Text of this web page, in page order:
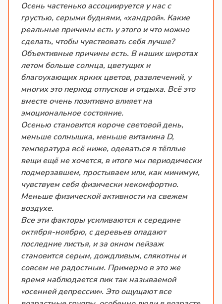
Осень частенько ассоциируется у нас с
грустью, серыми буднями, «хандрой». Какие
реальные причины есть у этого и что можно
сделать, чтобы чувствовать себя лучше?
Объективные причины есть. В наших широтах
летом больше солнца, цветущих и
благоухающих ярких цветов, развлечений, у
многих это период отпусков и отдыха. Всё это
вместе очень позитивно влияет на
эмоциональное состояние.
Осенью становится короче световой день,
меньше солнышка, меньше витамина D,
температура всё ниже, одеваться в тёплые
вещи ещё не хочется, в итоге мы периодически
подмерзавшем, простываем или, как минимум,
чувствуем себя физически некомфортно.
Меньше физической активности на свежем
воздухе.
Все эти факторы усиливаются к середине
октября-ноябрю, с деревьев опадают
последние листья, и за окном пейзаж
становится серым, дождливым, слякотны и
совсем не радостным. Примерно в это же
время наблюдается пик так называемой
«осенней депрессии». Это ощущают все